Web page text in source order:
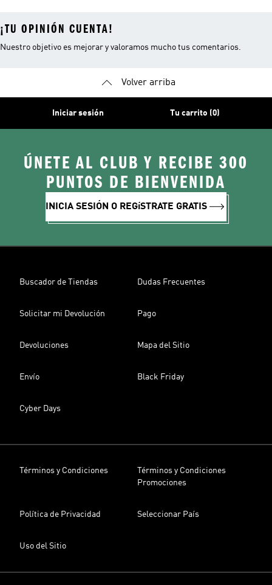
¡TU OPINIÓN CUENTA!
Nuestro objetivo es mejorar y valoramos mucho tus comentarios.
Volver arriba
Iniciar sesión Tu carrito (0)
ÚNETE AL CLUB Y RECIBE 300
PUNTOS DE BIENVENIDA
INICIA SESIÓN O REGíSTRATE GRATIS
Buscador de Tiendas Dudas Frecuentes
Solicitar mi Devolución Pago
Devoluciones Mapa del Sitio
Envío Black Friday
Cyber Days
Términos y Condiciones
Términos y Condiciones
Promociones
Política de Privacidad Seleccionar País
Uso del Sitio